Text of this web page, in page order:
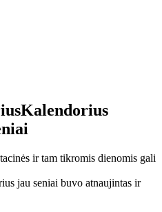
Kalendorius
ir tam tikromis dienomis gali
jau seniai buvo atnaujintas ir